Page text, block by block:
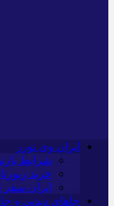
ایران وی تورز
شرایط
خرید
ایران سفر
جاهای دیدنی و